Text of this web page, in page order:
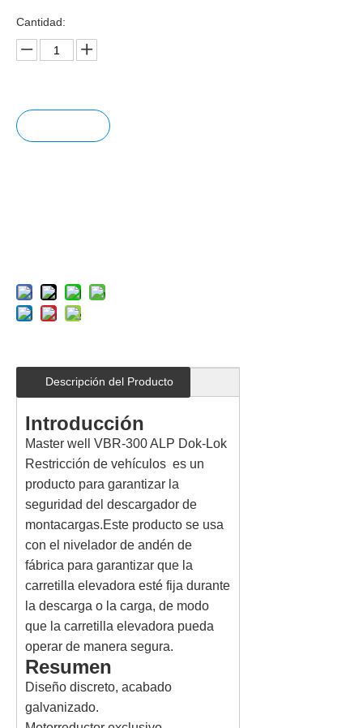
Cantidad:
Descripción del Producto
Introducción
Master well VBR-300 ALP Dok-Lok
Restricción de vehículos es un
producto para garantizar la
seguridad del descargador de
montacargas.Este producto se usa
con el nivelador de andén de
fábrica para garantizar que la
carretilla elevadora esté fija durante
la descarga o la carga, de modo
que la carretilla elevadora pueda
operar de manera segura.
Resumen
Diseño discreto, acabado
galvanizado.